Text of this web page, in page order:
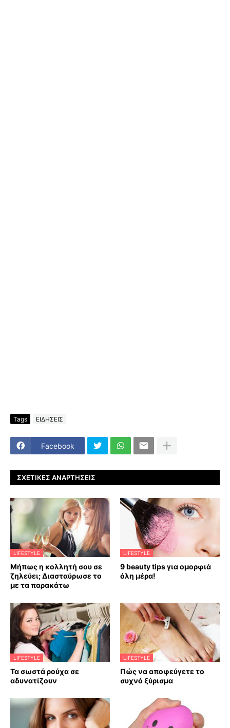
Tags ΕΙΔΗΣΕΙΣ
Facebook
ΣΧΕΤΙΚΈΣ ΑΝΑΡΤΉΣΕΙΣ
LIFESTYLE
Μήπως η κολλητή σου σε
ζηλεύει; Διασταύρωσε το
με τα παρακάτω
LIFESTYLE
9 beauty tips για ομορφιά
όλη μέρα!
LIFESTYLE
Τα σωστά ρούχα σε
αδυνατίζουν
LIFESTYLE
Πώς να αποφεύγετε το
συχνό ξύρισμα